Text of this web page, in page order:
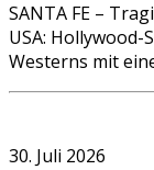
SANTA FE –
USA: Hollywood-
Westerns mit
30. Juli 2026